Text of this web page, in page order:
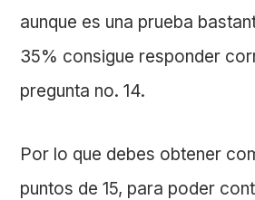
aunque es una prueba
35% consigue responder
pregunta no. 14.
Por lo que debes obtener
puntos de 15, para poder